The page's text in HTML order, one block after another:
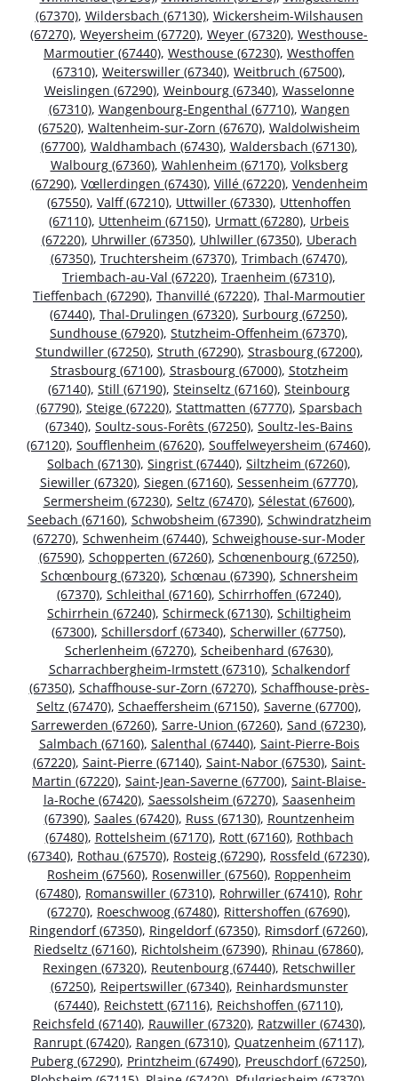
(67370), Wildersbach (67130), Wickersheim-Wilshausen
(67270), Weyersheim (67720), Weyer (67320), Westhouse-
Marmoutier (67440), Westhouse (67230), Westhoffen
(67310), Weiterswiller (67340), Weitbruch (67500),
Weislingen (67290), Weinbourg (67340), Wasselonne
(67310), Wangenbourg-Engenthal (67710), Wangen
(67520), Waltenheim-sur-Zorn (67670), Waldolwisheim
(67700), Waldhambach (67430), Waldersbach (67130),
Walbourg (67360), Wahlenheim (67170), Volksberg
(67290), Vœllerdingen (67430), Villé (67220), Vendenheim
(67550), Valff (67210), Uttwiller (67330), Uttenhoffen
(67110), Uttenheim (67150), Urmatt (67280), Urbeis
(67220), Uhrwiller (67350), Uhlwiller (67350), Uberach
(67350), Truchtersheim (67370), Trimbach (67470),
Triembach-au-Val (67220), Traenheim (67310),
Tieffenbach (67290), Thanvillé (67220), Thal-Marmoutier
(67440), Thal-Drulingen (67320), Surbourg (67250),
Sundhouse (67920), Stutzheim-Offenheim (67370),
Stundwiller (67250), Struth (67290), Strasbourg (67200),
Strasbourg (67100), Strasbourg (67000), Stotzheim
(67140), Still (67190), Steinseltz (67160), Steinbourg
(67790), Steige (67220), Stattmatten (67770), Sparsbach
(67340), Soultz-sous-Forêts (67250), Soultz-les-Bains
(67120), Soufflenheim (67620), Souffelweyersheim (67460),
Solbach (67130), Singrist (67440), Siltzheim (67260),
Siewiller (67320), Siegen (67160), Sessenheim (67770),
Sermersheim (67230), Seltz (67470), Sélestat (67600),
Seebach (67160), Schwobsheim (67390), Schwindratzheim
(67270), Schwenheim (67440), Schweighouse-sur-Moder
(67590), Schopperten (67260), Schœnenbourg (67250),
Schœnbourg (67320), Schœnau (67390), Schnersheim
(67370), Schleithal (67160), Schirrhoffen (67240),
Schirrhein (67240), Schirmeck (67130), Schiltigheim
(67300), Schillersdorf (67340), Scherwiller (67750),
Scherlenheim (67270), Scheibenhard (67630),
Scharrachbergheim-Irmstett (67310), Schalkendorf
(67350), Schaffhouse-sur-Zorn (67270), Schaffhouse-près-
Seltz (67470), Schaeffersheim (67150), Saverne (67700),
Sarrewerden (67260), Sarre-Union (67260), Sand (67230),
Salmbach (67160), Salenthal (67440), Saint-Pierre-Bois
(67220), Saint-Pierre (67140), Saint-Nabor (67530), Saint-
Martin (67220), Saint-Jean-Saverne (67700), Saint-Blaise-
la-Roche (67420), Saessolsheim (67270), Saasenheim
(67390), Saales (67420), Russ (67130), Rountzenheim
(67480), Rottelsheim (67170), Rott (67160), Rothbach
(67340), Rothau (67570), Rosteig (67290), Rossfeld (67230),
Rosheim (67560), Rosenwiller (67560), Roppenheim
(67480), Romanswiller (67310), Rohrwiller (67410), Rohr
(67270), Roeschwoog (67480), Rittershoffen (67690),
Ringendorf (67350), Ringeldorf (67350), Rimsdorf (67260),
Riedseltz (67160), Richtolsheim (67390), Rhinau (67860),
Rexingen (67320), Reutenbourg (67440), Retschwiller
(67250), Reipertswiller (67340), Reinhardsmunster
(67440), Reichstett (67116), Reichshoffen (67110),
Reichsfeld (67140), Rauwiller (67320), Ratzwiller (67430),
Ranrupt (67420), Rangen (67310), Quatzenheim (67117),
Puberg (67290), Printzheim (67490), Preuschdorf (67250),